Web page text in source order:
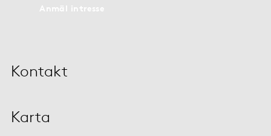
Anmäl intresse
Kontakt
Karta